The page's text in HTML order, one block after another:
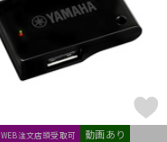
WEB注文店頭受取可 動画あり